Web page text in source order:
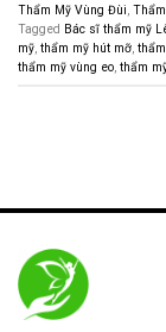
Thẩm Mỹ Vùng Đùi,
Tagged Bác sĩ thẩm mỹ
mỹ, thẩm mỹ hút mỡ,
thẩm mỹ vùng eo, thẩm